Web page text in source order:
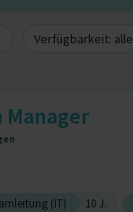
Verfügbarkeit: alle
Manager
(IT) 10 J.